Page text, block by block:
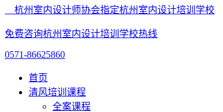
杭州室内设计师协会指定杭州室内设计培训学校
免费咨询杭州室内设计培训学校热线
0571-86625860
首页
清风培训课程
全案课程